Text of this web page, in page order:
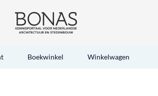
Boekwinkel Winkelwagen